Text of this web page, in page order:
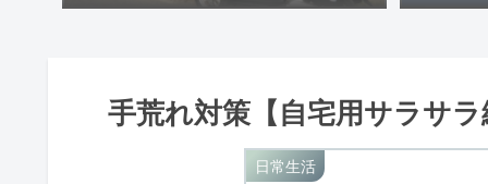
手荒れ対策【自宅用サラサラ
日常生活